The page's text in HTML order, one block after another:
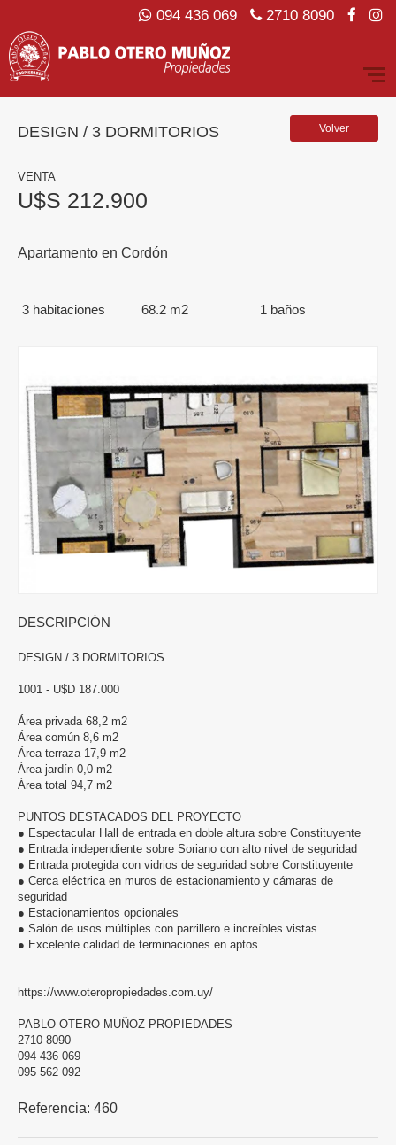
094 436 069 2710 8090
Volver
DESIGN / 3 DORMITORIOS
VENTA
U$S 212.900
Apartamento en Cordón
3 habitaciones 68.2 m2 1 baños
DESCRIPCIÓN
DESIGN / 3 DORMITORIOS
1001 - U$D 187.000
Área privada 68,2 m2
Área común 8,6 m2
Área terraza 17,9 m2
Área jardín 0,0 m2
Área total 94,7 m2
PUNTOS DESTACADOS DEL PROYECTO
● Espectacular Hall de entrada en doble altura sobre Constituyente
● Entrada independiente sobre Soriano con alto nivel de seguridad
● Entrada protegida con vidrios de seguridad sobre Constituyente
● Cerca eléctrica en muros de estacionamiento y cámaras de
seguridad
● Estacionamientos opcionales
● Salón de usos múltiples con parrillero e increíbles vistas
● Excelente calidad de terminaciones en aptos.
https://www.oteropropiedades.com.uy/
PABLO OTERO MUÑOZ PROPIEDADES
2710 8090
094 436 069
095 562 092
Referencia: 460